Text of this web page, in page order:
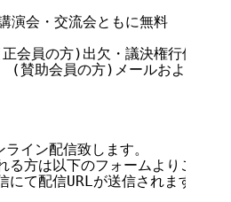
会・交流会ともに無料
員の方)出欠・議決権行使WEB
助会員の方)メールおよびFAX
イン配信致します。
る方は以下のフォームよりご登録
にて配信URLが送信されます。